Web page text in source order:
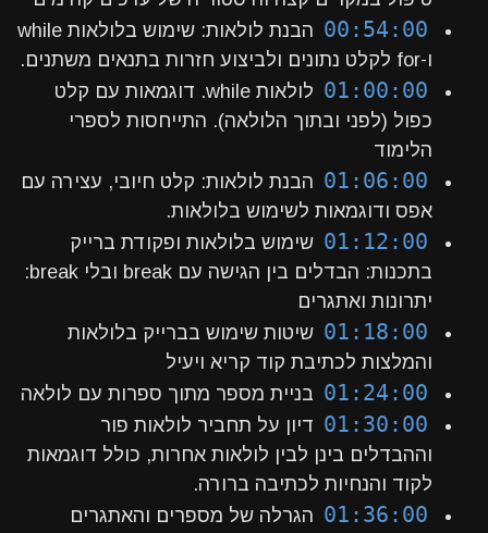
00:54:00
הבנת לולאות: שימוש בלולאות while
ו-for לקלט נתונים ולביצוע חזרות בתנאים משתנים.
01:00:00
לולאות while. דוגמאות עם קלט
כפול (לפני ובתוך הלולאה). התייחסות לספרי
הלימוד
01:06:00 הבנת לולאות: קלט חיובי, עצירה עם
אפס ודוגמאות לשימוש בלולאות.
01:12:00 שימוש בלולאות ופקודת ברייק
בתכנות: הבדלים בין הגישה עם break ובלי break:
יתרונות ואתגרים
01:18:00 שיטות שימוש בברייק בלולאות
והמלצות לכתיבת קוד קריא ויעיל
01:24:00 בניית מספר מתוך ספרות עם לולאה
01:30:00 דיון על תחביר לולאות פור
וההבדלים בינן לבין לולאות אחרות, כולל דוגמאות
לקוד והנחיות לכתיבה ברורה.
01:36:00 הגרלה של מספרים והאתגרים